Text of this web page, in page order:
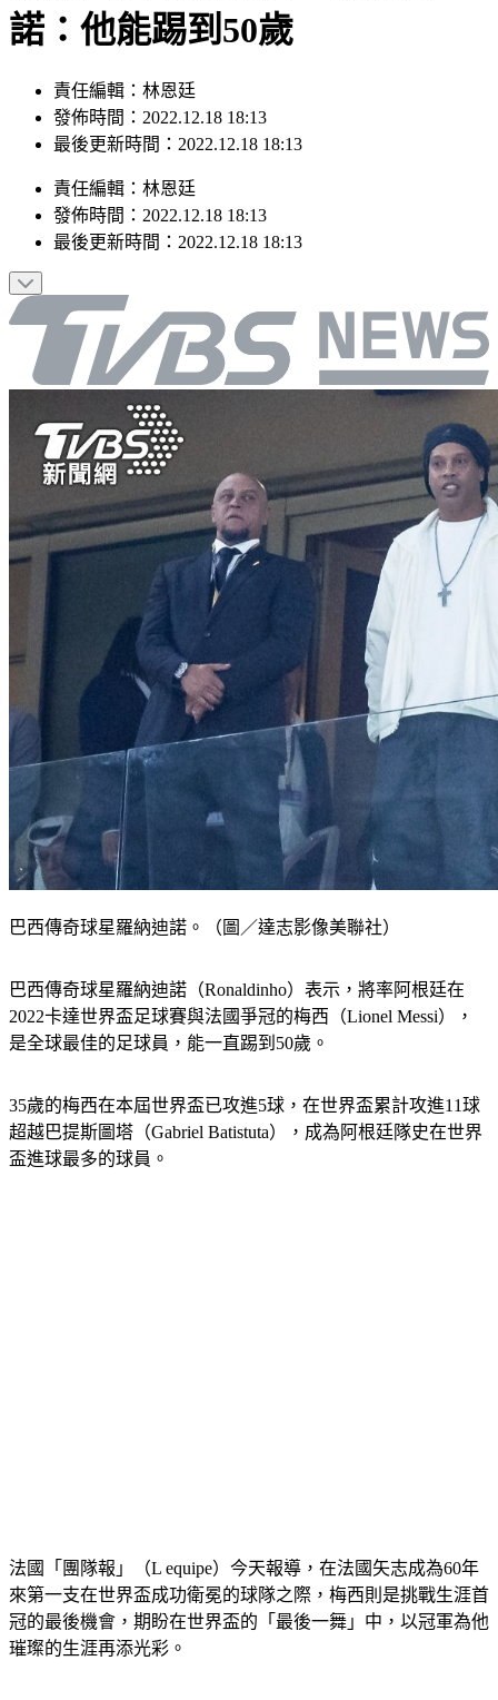
諾：他能踢到50歲
責任編輯：林恩廷
發佈時間：2022.12.18 18:13
最後更新時間：2022.12.18 18:13
責任編輯 ： 林恩廷
發佈時間： 2022.12.18 18:13
最後更新時間： 2022.12.18 18:13
巴西傳奇球星羅納迪諾。（圖／達志影像美聯社）
巴西傳奇球星羅納迪諾（Ronaldinho）表示，將率阿根廷在
2022卡達世界盃足球賽與法國爭冠的梅西（Lionel Messi），
是全球最佳的足球員，能一直踢到50歲。
35歲的梅西在本屆世界盃已攻進5球，在世界盃累計攻進11球
超越巴提斯圖塔（Gabriel Batistuta），成為阿根廷隊史在世界
盃進球最多的球員。
法國「團隊報」（L equipe）今天報導，在法國矢志成為60年
來第一支在世界盃成功衛冕的球隊之際，梅西則是挑戰生涯首
冠的最後機會，期盼在世界盃的「最後一舞」中，以冠軍為他
璀璨的生涯再添光彩。